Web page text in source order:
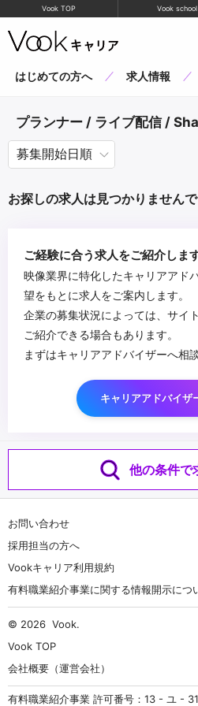
Vook TOP Vook school
はじめての方へ 求人情報
プランナー / ライブ配信 /
お探しの求人は見つかりませんで
ご経験に合う求人をご紹介しま
映像業界に特化したキャリアアド
望をもとに求人をご案内します。
企業の募集状況によっては、サイ
ご紹介できる場合もあります。
まずはキャリアアドバイザーへ相
キャリアアドバイザ
他の条件で
お問い合わせ
採用担当の方へ
Vookキャリア利用規約
有料職業紹介事業に関する情報開示につ
© 2026 Vook.
Vook TOP
会社概要（運営会社）
有料職業紹介事業 許可番号：13 - ユ -